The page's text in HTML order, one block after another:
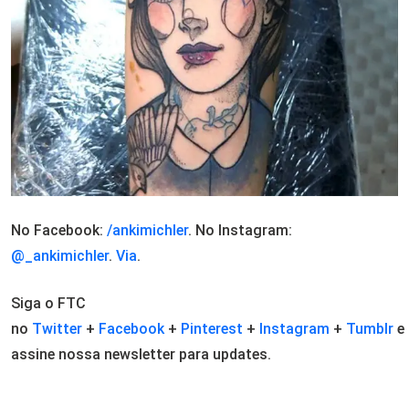
No Facebook: /ankimichler. No Instagram:
@_ankimichler. Via.
Siga o FTC
no Twitter + Facebook+ Pinterest + Instagram + Tumblr e
assine nossa newsletter para updates.